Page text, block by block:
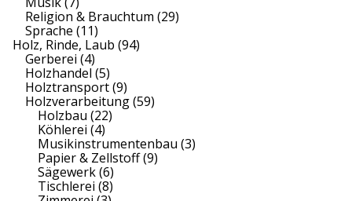
Religion & Brauchtum (29)
Sprache (11)
Holz, Rinde, Laub (94)
Gerberei (4)
Holzhandel (5)
Holztransport(9)
Holzverarbeitung(59)
Holzbau (22)
Köhlerei (4)
Musikinstrumentenbau (3)
Papier & Zellstoff(9)
Sägewerk(6)
Tischlerei (8)